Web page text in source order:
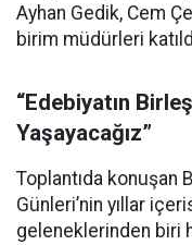
Ayhan Gedik, Cem
birim müdürleri
“Edebiyatın
Yaşayacağız”
Toplantıda konuşan
Günleri’nin yıllar
geleneklerinden biri